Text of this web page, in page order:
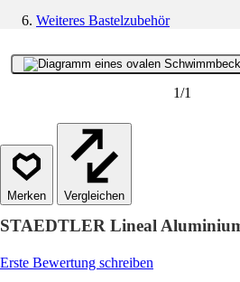
Weiteres Bastelzubehör
1/1
Vergleichen
STAEDTLER Lineal
Erste Bewertung schreiben